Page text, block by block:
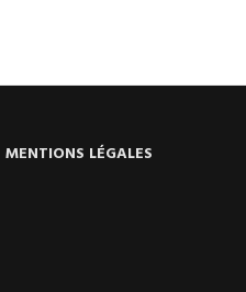
MENTIONS LÉGALES